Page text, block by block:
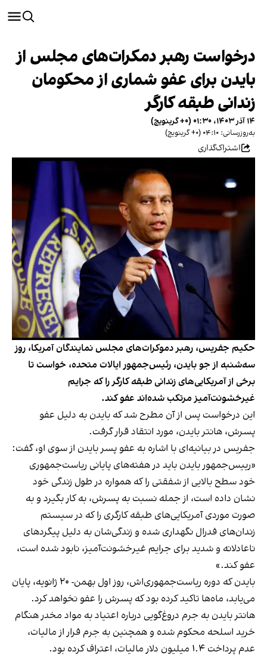
درخواست رهبر دمکرات‌های مجلس از
بایدن برای عفو شماری از محکومان
زندانی طبقه کارگر
۱۴ آذر ۱۴۰۳، ۰۱:۳۰ (‎+۰ گرینویچ)
به‌روزرسانی: ۰۴:۱۰ (‎+۰ گرینویچ)
اشتراک‌گذاری
حکیم جفریس، رهبر دموکرات‌های مجلس نمایندگان آمریکا، روز
سه‌شنبه از جو بایدن، رئیس‌جمهور ایالات متحده، خواست تا
برخی از آمریکایی‌های زندانی طبقه کارگر را که جرایم
غیرخشونت‌آمیز مرتکب شده‌اند عفو کند.
این درخواست پس از آن مطرح شد که بایدن به دلیل عفو
پسرش، هانتر بایدن، مورد انتقاد قرار گرفت.
جفریس در بیانیه‌ای با اشاره به عفو پسر بایدن از سوی او، گفت:
«رییس‌جمهور بایدن باید در هفته‌های پایانی ریاست‌جمهوری
خود سطح بالایی از شفقتی را که همواره در طول زندگی خود
نشان داده است، از جمله نسبت به پسرش، به کار بگیرد و به
صورت موردی آمریکایی‌های طبقه کارگری را که در سیستم
زندان‌های فدرال نگهداری شده و زندگی‌شان به دلیل پیگردهای
ناعادلانه و شدید برای جرایم غیرخشونت‌آمیز، نابود شده است،
عفو کند.»
بایدن که دوره ریاست‌جمهوری‌اش، روز اول بهمن- ۲۰ ژانویه، پایان
می‌یابد، ماه‌ها تاکید کرده بود که پسرش را عفو نخواهد کرد.
هانتر بایدن به جرم دروغ‌گویی درباره اعتیاد به مواد مخدر هنگام
خرید اسلحه محکوم شده و همچنین به جرم فرار از مالیات،
عدم پرداخت ۱.۴ میلیون دلار مالیات، اعتراف کرده بود.